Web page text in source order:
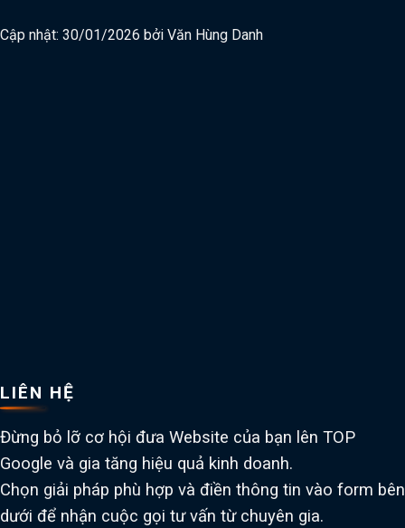
Cập nhật: 30/01/2026 bởi Văn Hùng Danh
LIÊN HỆ
Đừng bỏ lỡ cơ hội đưa Website của bạn lên TOP
Google và gia tăng hiệu quả kinh doanh.
Chọn giải pháp phù hợp và điền thông tin vào form bên
dưới để nhận cuộc gọi tư vấn từ chuyên gia.